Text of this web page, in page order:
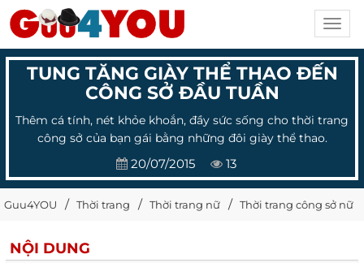
TUNG TĂNG GIÀY THỂ THAO ĐẾN
CÔNG SỞ ĐẦU TUẦN
Thêm cá tính, nét khỏe khoắn, đầy sức sống cho thời trang
công sở của bạn gái bằng những đôi giày thể thao.
20/07/2015 13
Guu4YOU Thời trang Thời trang nữ Thời trang công sở nữ
NỘI DUNG